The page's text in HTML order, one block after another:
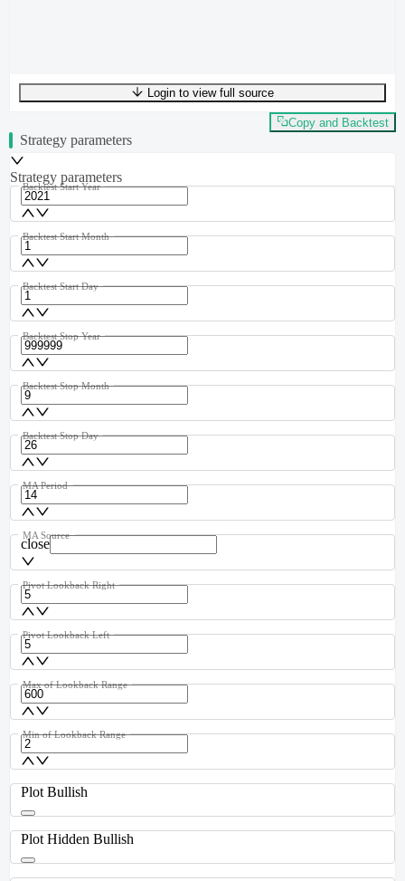
UTF-8334 bytes55 words0 linesLn 1,Col 0
Login to view full source
Copy and Backtest
Strategy parameters
Strategy parameters
Backtest Start Year
Backtest Start Month
Backtest Start Day
Backtest Stop Year
Backtest Stop Month
Backtest Stop Day
MA Period
close
MA Source
Pivot Lookback Right
Pivot Lookback Left
Max of Lookback Range
Min of Lookback Range
Plot Bullish
Plot Hidden Bullish